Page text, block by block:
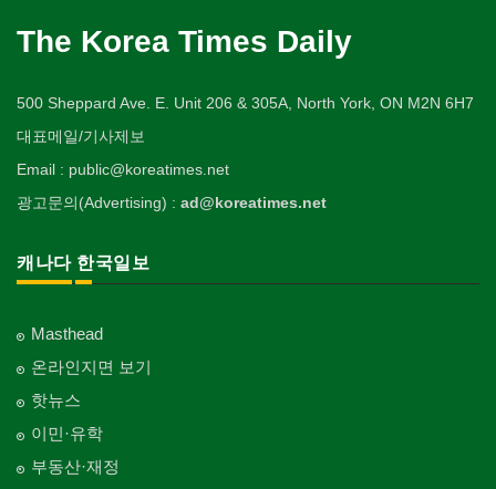
The Korea Times Daily
500 Sheppard Ave. E. Unit 206 & 305A, North York, ON M2N 6H7
대표메일/기사제보
Email : public@koreatimes.net
광고문의(Advertising) : ad@koreatimes.net
캐나다 한국일보
Masthead
온라인지면 보기
핫뉴스
이민·유학
부동산·재정